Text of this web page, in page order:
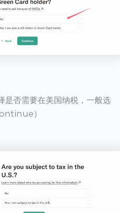
是否需要在美国纳税，一般选
）